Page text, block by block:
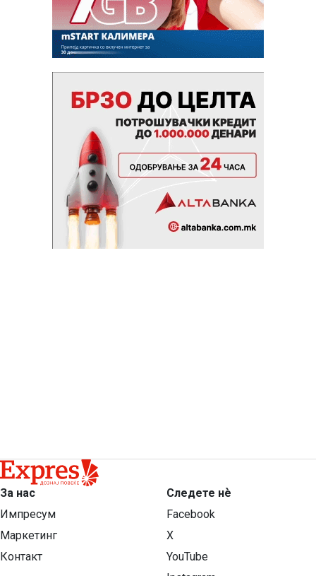
За нас
Импресум
Маркетинг
Контакт
Следете нѐ
Facebook
X
YouTube